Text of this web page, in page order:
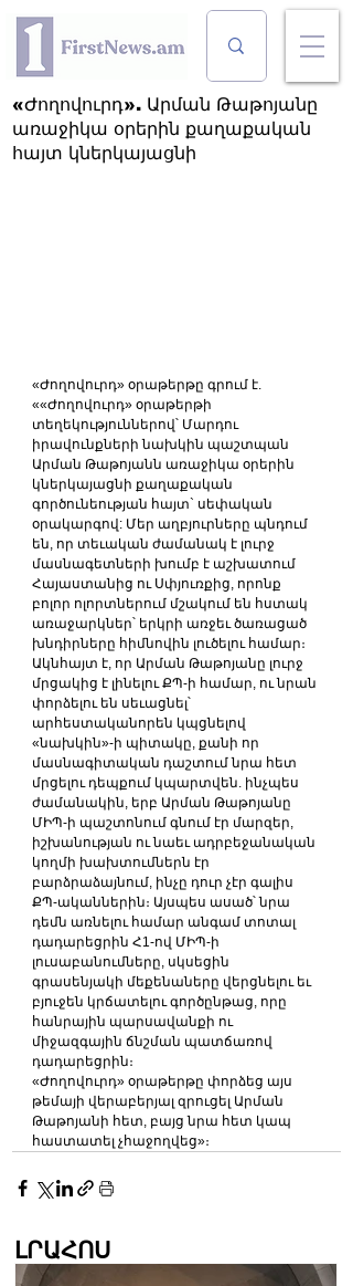
«Ժողովուրդ». Արման Թաթոյանը
առաջիկա օրերին քաղաքական
հայտ կներկայացնի
«Ժողովուրդ» օրաթերթը գրում է.
««Ժողովուրդ» օրաթերթի
տեղեկություններով՝ Մարդու
իրավունքների նախկին պաշտպան
Արման Թաթոյանն առաջիկա օրերին
կներկայացնի քաղաքական
գործունեության հայտ` սեփական
օրակարգով: Մեր աղբյուրները պնդում
են, որ տեւական ժամանակ է լուրջ
մասնագետների խումբ է աշխատում
Հայաստանից ու Սփյուռքից, որոնք
բոլոր ոլորտներում մշակում են հստակ
առաջարկներ՝ երկրի առջեւ ծառացած
խնդիրները հիմնովին լուծելու համար։
Ակնհայտ է, որ Արման Թաթոյանը լուրջ
մրցակից է լինելու ՔՊ-ի համար, ու նրան
փորձելու են սեւացնել՝
արհեստականորեն կպցնելով
«նախկին»-ի պիտակը, քանի որ
մասնագիտական դաշտում նրա հետ
մրցելու դեպքում կպարտվեն. ինչպես
ժամանակին, երբ Արման Թաթոյանը
ՄԻՊ-ի պաշտոնում գնում էր մարզեր,
իշխանության ու նաեւ ադրբեջանական
կողմի խախտումներն էր
բարձրաձայնում, ինչը դուր չէր գալիս
ՔՊ-ականներին։ Այսպես ասած՝ նրա
դեմն առնելու համար անգամ տոտալ
դադարեցրին Հ1-ով ՄԻՊ-ի
լուսաբանումները, սկսեցին
գրասենյակի մեքենաները վերցնելու եւ
բյուջեն կրճատելու գործընթաց, որը
հանրային պարսավանքի ու
միջազգային ճնշման պատճառով
դադարեցրին։
«Ժողովուրդ» օրաթերթը փորձեց այս
թեմայի վերաբերյալ զրուցել Արման
Թաթոյանի հետ, բայց նրա հետ կապ
հաստատել չհաջողվեց»։
ԼՐԱՀՈՍ